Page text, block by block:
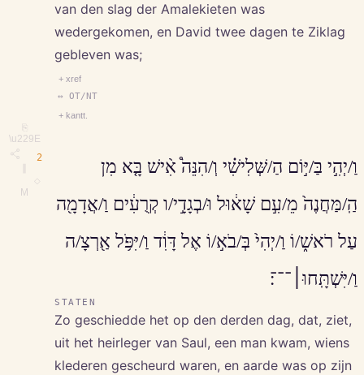
⎘
\u229E
M
van den slag der Amalekieten was
wedergekomen, en David twee dagen te Ziklag
gebleven was;
+ xref
↔ OT/NT
+ kantt.
2
וַ/יְהִ֣י בַּ/יּ֣וֹם הַ/שְּׁלִישִׁ֗י וְ/הִנֵּה֩ אִ֨ישׁ בָּ֤א מִן
הַֽ/מַּחֲנֶה֙ מֵ/עִ֣ם שָׁא֔וּל וּ/בְגָדָ֣י/ו קְרֻעִ֔ים וַ/אֲדָמָ֖ה
עַל רֹאשׁ֑/וֹ וַ/יְהִי֙ בְּ/בֹא֣/וֹ אֶל דָּוִ֔ד וַ/יִּפֹּ֥ל אַ֖רְצָ/ה
וַ/יִּשְׁתָּֽחוּ׀־־־׃
STATEN
Zo geschiedde het op den derden dag, dat, ziet,
uit het heirleger van Saul, een man kwam, wiens
klederen gescheurd waren, en aarde was op zijn